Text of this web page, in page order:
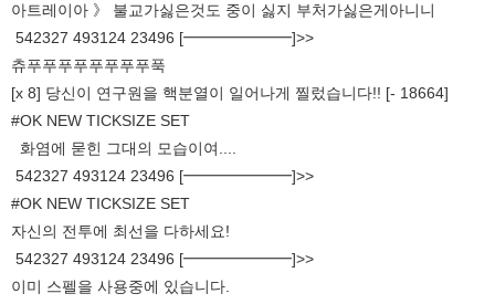
아트레이아 》 불교가싫은것도 중이 싫지 부처가싫은게아니니
542327 493124 23496 [━━━━━━━]>>
츄푸푸푸푸푸푸푸푸푹
[x 8] 당신이 연구원을 핵분열이 일어나게 찔렀습니다!! [- 18664]
#OK NEW TICKSIZE SET
화염에 묻힌 그대의 모습이여....
542327 493124 23496 [━━━━━━━]>>
#OK NEW TICKSIZE SET
자신의 전투에 최선을 다하세요!
542327 493124 23496 [━━━━━━━]>>
이미 스펠을 사용중에 있습니다.